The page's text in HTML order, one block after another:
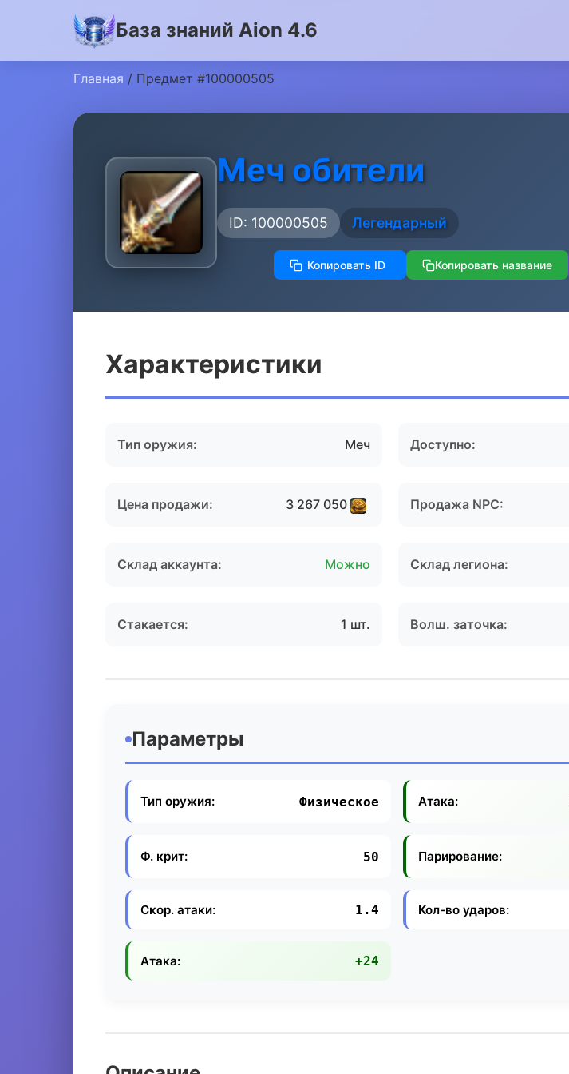
База знаний Aion 4.6
Главная / Предмет #100000505
Меч обители
ID: 100000505 Легендарный
Копировать ID Копировать название
Характеристики
Тип оружия: Меч Доступно:
Цена продажи: 3 267 050 Продажа NPC:
Склад аккаунта: Можно Склад легиона:
Стакается: 1 шт. Волш. заточка:
Параметры
Тип оружия: Физическое Атака:
Ф. крит: 50 Парирование:
Скор. атаки: 1.4 Кол-во ударов:
Атака: +24